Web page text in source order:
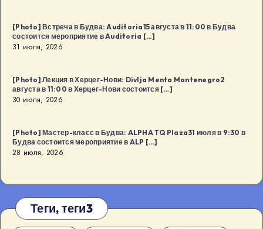
[Photo] Встреча в Будва: Auditoria15 августа в 11:00 в Будва
состоится мероприятие в Auditoria […]
31 июля, 2026
[Photo] Лекция в Херцег-Нови: Divlja Menta Montenegro2
августа в 11:00 в Херцег-Нови состоится […]
30 июля, 2026
[Photo] Мастер-класс в Будва: ALPHA TQ Plaza31 июля в 9:30 в
Будва состоится мероприятие в ALP […]
28 июля, 2026
Теги, теги3